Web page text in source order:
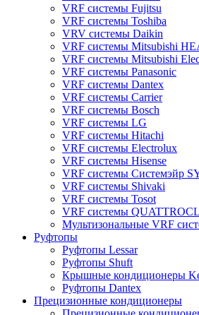
VRF системы Fujitsu
VRF системы Toshiba
VRV системы Daikin
VRF системы Mitsubishi
VRF системы Mitsubishi
VRF системы Panasonic
VRF системы Dantex
VRF системы Carrier
VRF системы Bosch
VRF системы LG
VRF системы Hitachi
VRF системы Electrolux
VRF системы Hisense
VRF системы Системэйр
VRF системы Shivaki
VRF системы Tosot
VRF системы
Мультизональные VRF
Руфтопы
Руфтопы Lessar
Руфтопы Shuft
Крышные кондиционеры
Руфтопы Dantex
Прецизионные кондиционеры